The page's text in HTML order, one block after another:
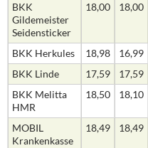
BKK
Gildemeister
Seidensticker
18,00 18,00
BKK Herkules 18,98 16,99
BKK Linde
17,59 17,59
BKK Melitta
HMR
18,50 18,10
MOBIL
Krankenkasse
18,49 18,49